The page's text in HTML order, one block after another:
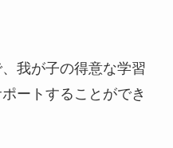
我が子の得意な学習
ートすることができ